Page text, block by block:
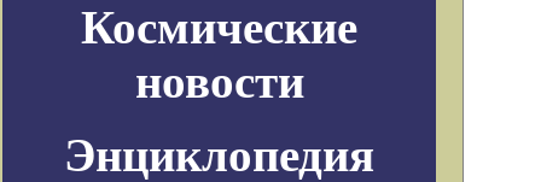
Космические
новости
Энциклопедия